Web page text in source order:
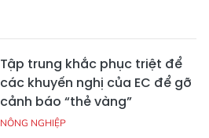
Tập trung khắc phục triệt để
các khuyến nghị của EC để gỡ
cảnh báo “thẻ vàng”
NÔNG NGHIỆP